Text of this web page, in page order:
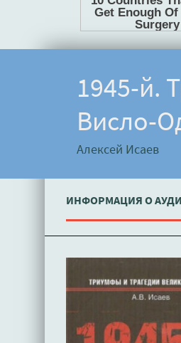
1945-й.
Висло-
Алексей Исаев
ИНФОРМАЦИЯ О